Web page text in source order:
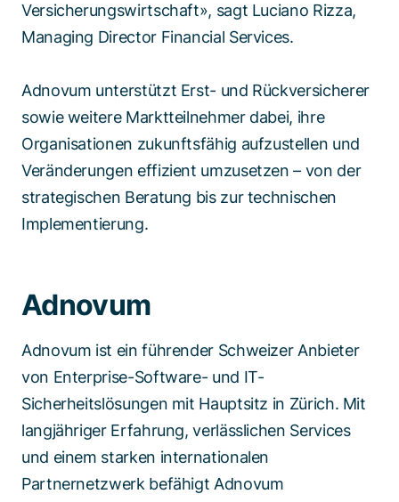
Versicherungswirtschaft», sagt Luciano Rizza,
Managing Director Financial Services.
Adnovum unterstützt Erst- und Rückversicherer
sowie weitere Marktteilnehmer dabei, ihre
Organisationen zukunftsfähig aufzustellen und
Veränderungen effizient umzusetzen – von der
strategischen Beratung bis zur technischen
Implementierung.
Adnovum
Adnovum ist ein führender Schweizer Anbieter
von Enterprise-Software- und IT-
Sicherheitslösungen mit Hauptsitz in Zürich. Mit
langjähriger Erfahrung, verlässlichen Services
und einem starken internationalen
Partnernetzwerk befähigt Adnovum